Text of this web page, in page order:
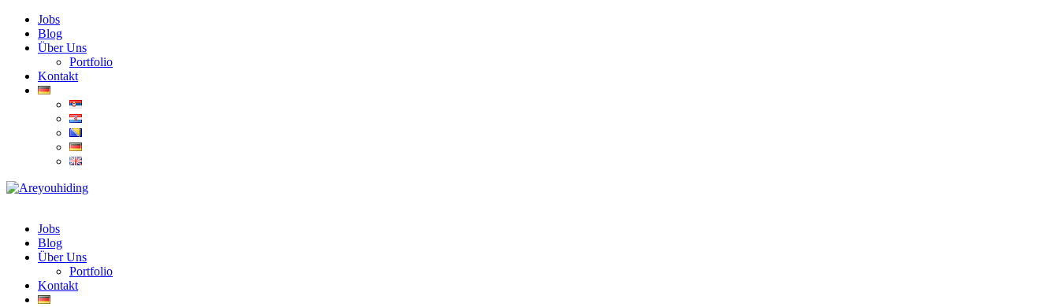
Jobs
Blog
Über Uns
Portfolio
Kontakt
Jobs
Blog
Über Uns
Portfolio
Kontakt